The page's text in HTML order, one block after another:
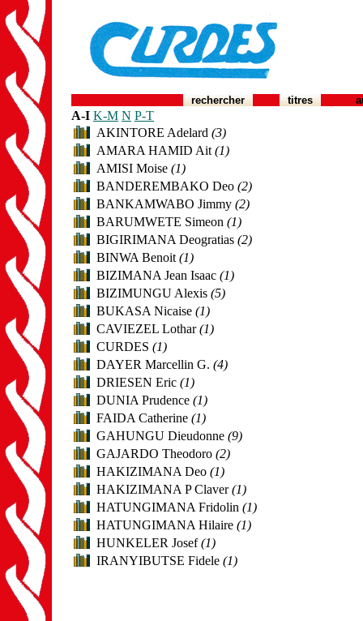
rechercher titres
A-I K-M N P-T
AKINTORE Adelard (3)
AMARA HAMID Ait (1)
AMISI Moise (1)
BANDEREMBAKO Deo (2)
BANKAMWABO Jimmy (2)
BARUMWETE Simeon (1)
BIGIRIMANA Deogratias (2)
BINWA Benoit (1)
BIZIMANA Jean Isaac (1)
BIZIMUNGU Alexis (5)
BUKASA Nicaise (1)
CAVIEZEL Lothar(1)
CURDES (1)
DAYER Marcellin G. (4)
DRIESEN Eric (1)
DUNIA Prudence (1)
FAIDA Catherine (1)
GAHUNGU Dieudonne (9)
GAJARDO Theodoro (2)
HAKIZIMANA Deo (1)
HAKIZIMANA P Claver(1)
HATUNGIMANA Fridolin (1)
HATUNGIMANA Hilaire (1)
HUNKELER Josef(1)
IRANYIBUTSE Fidele (1)